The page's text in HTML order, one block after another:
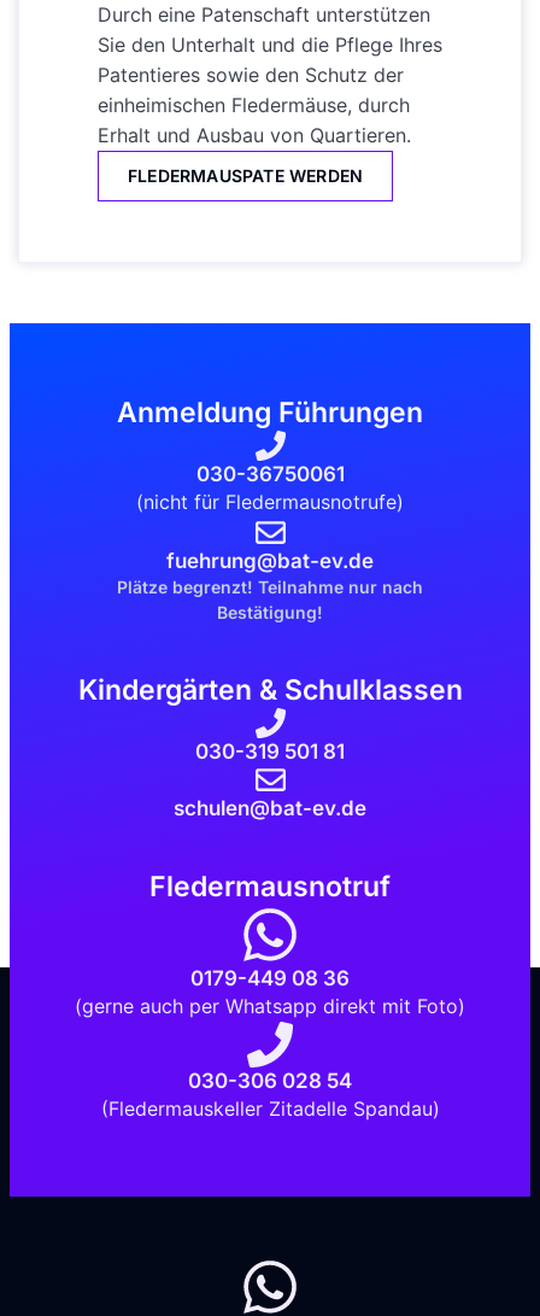
Durch eine Patenschaft unterstützen
Sie den Unterhalt und die Pflege Ihres
Patentieres sowie den Schutz der
einheimischen Fledermäuse, durch
Erhalt und Ausbau von Quartieren.
FLEDERMAUSPATE WERDEN
Anmeldung Führungen
030-36750061
(nicht für Fledermausnotrufe)
fuehrung@bat-ev.de
Plätze begrenzt! Teilnahme nur nach
Bestätigung!
Kindergärten & Schulklassen
030-319 501 81
schulen@bat-ev.de
Fledermausnotruf
0179-449 08 36
(gerne auch per Whatsapp direkt mit Foto)
030-306 028 54
(Fledermauskeller Zitadelle Spandau)